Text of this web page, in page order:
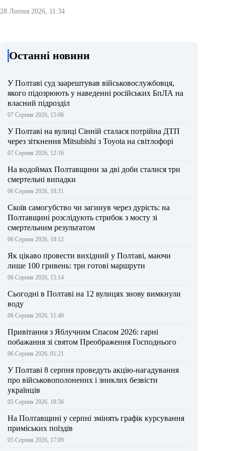
28 Липня 2026, 11:34
Останні новини
У Полтаві суд заарештував військовослужбовця,
якого підозрюють у наведенні російських БпЛА на
власний підрозділ
07 Серпня 2026, 15:06
У Полтаві на вулиці Сінній сталася потрійна ДТП
через зіткнення Mitsubishi з Toyota на світлофорі
07 Серпня 2026, 12:16
На водоймах Полтавщини за дві доби сталися три
смертельні випадки
06 Серпня 2026, 18:31
Скоїв самогубство чи загинув через дурість: на
Полтавщині розслідують стрибок з мосту зі
смертельним результатом
06 Серпня 2026, 18:12
Як цікаво провести вихідний у Полтаві, маючи
лише 100 гривень: три готові маршрути
06 Серпня 2026, 15:14
Сьогодні в Полтаві на 12 вулицях знову вимкнули
воду
06 Серпня 2026, 11:40
Привітання з Яблучним Спасом 2026: гарні
побажання зі святом Преображення Господнього
06 Серпня 2026, 01:21
У Полтаві 8 серпня проведуть акцію-нагадування
про військовополонених і зниклих безвісти
українців
05 Серпня 2026, 18:56
На Полтавщині у серпні змінять графік курсування
приміських поїздів
05 Серпня 2026, 17:09